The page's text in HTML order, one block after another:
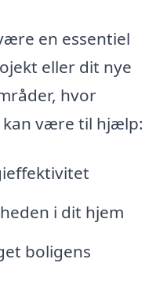
en essentiel
eller dit nye
hvor
være til hjælp:
i dit hjem
boligens